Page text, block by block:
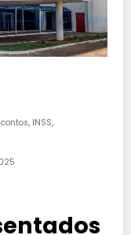
, INSS,